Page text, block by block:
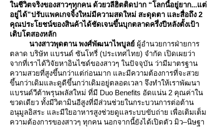
นชีวิตจริงของสาวๆทุกคน ด้วยวลีฮิตติดปาก “โลกนี้อยู่ยาก...แต่
อยู่ได้”ปรับแพคเกจจิ้งใหม่มีความสดใหม่ สะดุดตา และสื่อถึง 2
คุณประโยชน์ของสินค้าได้ชัดเจนขึ้นบุกตลาดครึ่งปีหลังตั้งเป้า
เติบโตสองหลัก
นางสาวพุดตาน พงศ์พัฒนาไพบูลย์ ผู้อำนวยการฝ่ายการ
ตลาด บริษัท แบรนด์ ซันโทรี่ (ประเทศไทย) จำกัด เปิดเผยว่า
จากที่เราได้วิจัยหาอินไซด์ของสาวๆ ในปัจจุบัน ว่ามีมาตรฐาน
ความสวยที่สูงขึ้นกว่าแต่ก่อนมาก และมีความต้องการที่จะสว
ขึ้นกว่าเดิมและดูดีขึ้นกว่าเดิมอยู่ตลอดเวลา จึงทำให้เราพัฒนา
บรนด์วีต้าพรุนพลัสใหม่ ที่มี Duo Benefits อัดแน่น 2 คุณค่าใน
ขวดเดียว ทั้งมีวิตามินอีสูงที่มีส่วนช่วยในกระบวนการต่อต้าน
อนุมูลอิสระ และมีใยอาหารสูงช่วยดูแลระบบขับถ่าย เพื่อเติมเต็ม
ความต้องการของสาวๆ ทุกคน นอกจากนี้ยังได้เปิดตัว มิว–นิษฐา